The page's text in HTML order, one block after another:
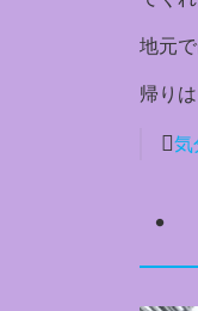
地元
帰り
気
・